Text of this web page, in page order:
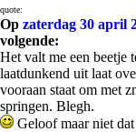
quote:
Op zaterdag 30 april
volgende:
Het valt me een beetje
laatdunkend uit laat
vooraan staat om met
springen. Blegh.
Geloof maar niet